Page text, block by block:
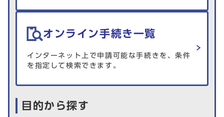
オンライン手続き一覧
インターネット上で申請可能な手続きを、条件
を指定して検索できます。
目的から探す